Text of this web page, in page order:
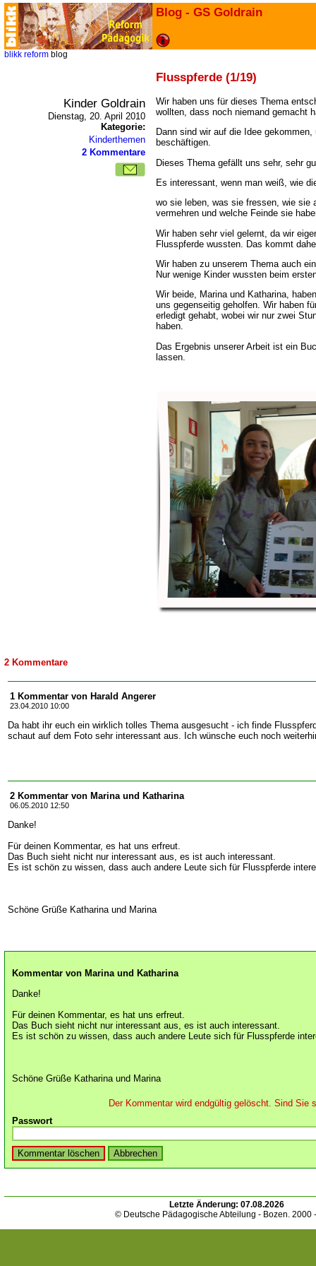
Blog - GS Goldrain
blikk reform blog
Flusspferde (1/19)
Kinder Goldrain
Dienstag, 20. April 2010
Kategorie:
Kinderthemen
2 Kommentare
Wir haben uns für dieses Thema
wollten, dass noch niemand gemacht
Dann sind wir auf die Idee
beschäftigen.
Dieses Thema gefällt uns sehr, sehr
Es interessant, wenn man weiß, wie
wo sie leben, was sie fressen, wie sie
vermehren und welche Feinde sie
Wir haben sehr viel gelernt, da wir
Flusspferde wussten. Das kommt
Wir haben zu unserem Thema auch
Nur wenige Kinder wussten beim
Wir beide, Marina und Katharina,
uns gegenseitig geholfen. Wir haben
erledigt gehabt, wobei wir nur zwei
haben.
Das Ergebnis unserer Arbeit ist ein
lassen.
2 Kommentare
1 Kommentar von Harald Angerer
23.04.2010 10:00
Da habt ihr euch ein wirklich tolles Thema ausgesucht - ich finde
schaut auf dem Foto sehr interessant aus. Ich wünsche euch noch
2 Kommentar von Marina und Katharina
06.05.2010 12:50
Danke!
Für deinen Kommentar, es hat uns erfreut.
Das Buch sieht nicht nur interessant aus, es ist auch interessant.
Es ist schön zu wissen, dass auch andere Leute sich für Flusspferde
Schöne Grüße Katharina und Marina
Kommentar von Marina und Katharina
Danke!
Für deinen Kommentar, es hat uns erfreut.
Das Buch sieht nicht nur interessant aus, es ist auch interessant.
Es ist schön zu wissen, dass auch andere Leute sich für Flusspferde
Schöne Grüße Katharina und Marina
Der Kommentar wird endgültig gelöscht. Sind Sie
Passwort
Letzte Änderung: 07.08.2026
© Deutsche Pädagogische Abteilung - Bozen. 2000